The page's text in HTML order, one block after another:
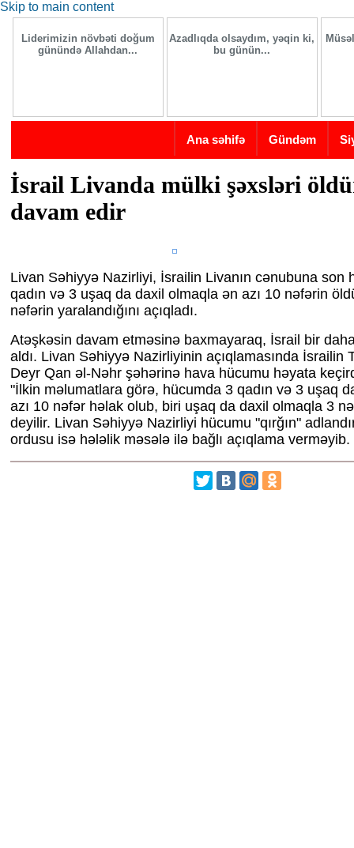
Skip to main content
Liderimizin növbəti doğum
günündə Allahdan...
Azadlıqda olsaydım, yəqin ki,
bu günün...
Ana səhifə Gündəm
İsrail Livanda mülki şəxsləri
davam edir
Livan Səhiyyə Nazirliyi, İsrailin Livanın cənubuna son
qadın və 3 uşaq da daxil olmaqla ən azı 10 nəfərin
nəfərin yaralandığını açıqladı.
Atəşkəsin davam etməsinə baxmayaraq, İsrail bir
aldı. Livan Səhiyyə Nazirliyinin açıqlamasında İsrailin
Deyr Qan əl-Nəhr şəhərinə hava hücumu həyata
"İlkin məlumatlara görə, hücumda 3 qadın və 3 uşaq
azı 10 nəfər həlak olub, biri uşaq da daxil olmaqla 3
deyilir. Livan Səhiyyə Nazirliyi hücumu "qırğın"
ordusu isə hələlik məsələ ilə bağlı açıqlama verməyib.